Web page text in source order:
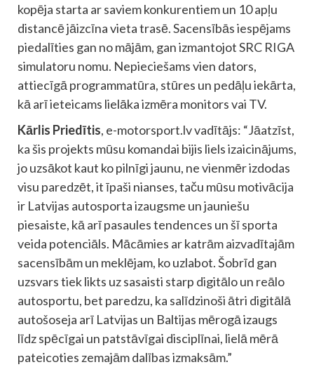
kopēja starta ar saviem konkurentiem un 10 apļu
distancē jāizcīna vieta trasē. Sacensībās iespējams
piedalīties gan no mājām, gan izmantojot SRC RIGA
simulatoru nomu. Nepieciešams vien dators,
attiecīgā programmatūra, stūres un pedāļu iekārta,
kā arī ieteicams lielāka izmēra monitors vai TV.
Kārlis Priedītis, e-motorsport.lv vadītājs: “Jāatzīst,
ka šis projekts mūsu komandai bijis liels izaicinājums,
jo uzsākot kaut ko pilnīgi jaunu, ne vienmēr izdodas
visu paredzēt, it īpaši nianses, taču mūsu motivācija
ir Latvijas autosporta izaugsme un jauniešu
piesaiste, kā arī pasaules tendences un šī sporta
veida potenciāls. Mācāmies ar katrām aizvadītajām
sacensībām un meklējam, ko uzlabot. Šobrīd gan
uzsvars tiek likts uz sasaisti starp digitālo un reālo
autosportu, bet paredzu, ka salīdzinoši ātri digitālā
autošoseja arī Latvijas un Baltijas mērogā izaugs
līdz spēcīgai un patstāvīgai disciplīnai, lielā mērā
pateicoties zemajām dalības izmaksām.”